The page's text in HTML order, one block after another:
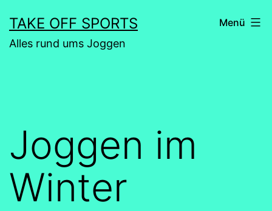
Inhalt
springen
TAKE OFF SPORTS
Alles rund ums Joggen
Menü
Joggen im
Winter